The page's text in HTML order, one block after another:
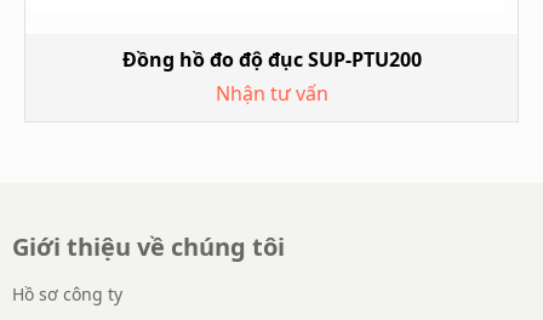
Đồng hồ đo độ đục SUP-PTU200
Nhận tư vấn
Giới thiệu về chúng tôi
Hồ sơ công ty